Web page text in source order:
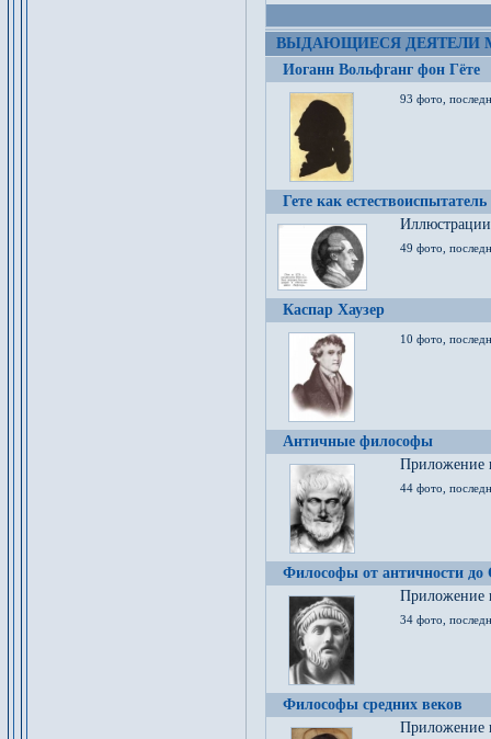
ВЫДАЮЩИЕСЯ ДЕЯТЕЛИ
Иоганн Вольфганг фон Гёте
93 фото,
Гете как естествоиспытатель
49 фото,
Каспар Хаузер
10 фото,
Античные философы
Приложение
44 фото,
Философы от античности до
Приложение
34 фото,
Философы средних веков
Приложение